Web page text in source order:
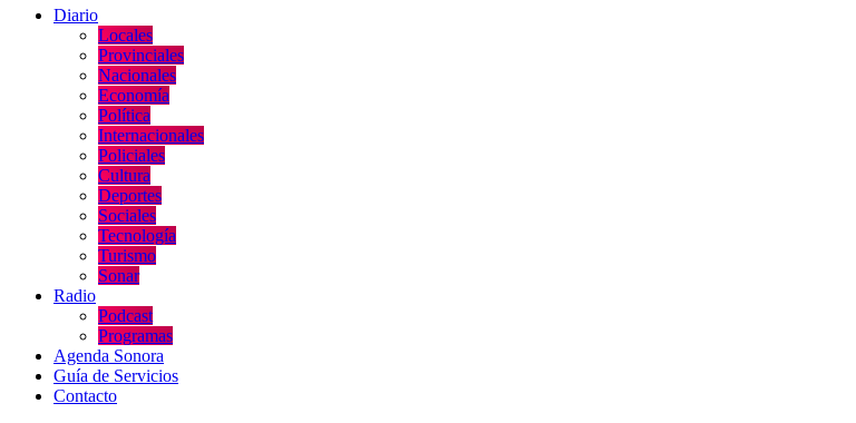
Diario
Locales
Provinciales
Nacionales
Economía
Política
Internacionales
Policiales
Cultura
Deportes
Sociales
Tecnología
Turismo
Sonar
Radio
Podcast
Programas
Agenda Sonora
Guía de Servicios
Contacto